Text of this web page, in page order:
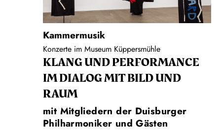
Kammermusik
Konzerte im Museum Küppersmühle
KLANG UND PERFORMANCE
IM DIALOG MIT BILD UND
RAUM
mit Mitgliedern der Duisburger
Philharmoniker und Gästen